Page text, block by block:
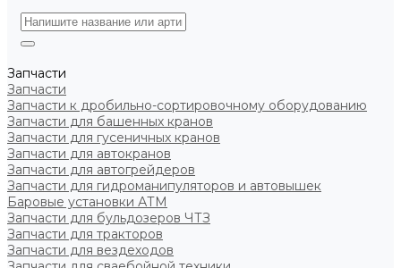
Запчасти
Запчасти
Запчасти к дробильно-сортировочному оборудованию
Запчасти для башенных кранов
Запчасти для гусеничных кранов
Запчасти для автокранов
Запчасти для автогрейдеров
Запчасти для гидроманипуляторов и автовышек
Баровые установки АТМ
Запчасти для бульдозеров ЧТЗ
Запчасти для тракторов
Запчасти для вездеходов